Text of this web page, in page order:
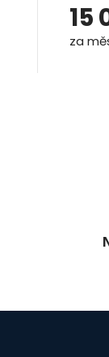
15
za